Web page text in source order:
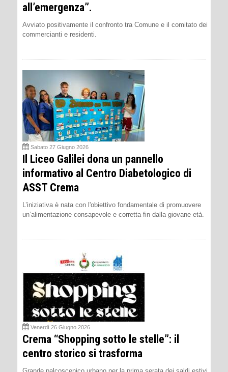
all’emergenza”.
Avviato positivamente il confronto tra Comune e il comitato dei
commercianti e residenti.
Sabato 27 Giugno 2026
Il Liceo Galilei dona un pannello
informativo al Centro Diabetologico di
ASST Crema
L’iniziativa è nata con l'obiettivo fondamentale di promuovere
un’alimentazione consapevole e corretta fin dalla giovane età.
Venerdì 26 Giugno 2026
Crema “Shopping sotto le stelle”: il
centro storico si trasforma